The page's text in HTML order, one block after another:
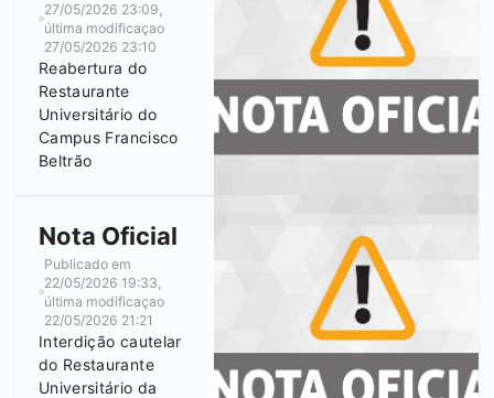
27/05/2026 23:09,
última modificaçao
27/05/2026 23:10
Reabertura do
Restaurante
Universitário do
Campus Francisco
Beltrão
Nota Oficial
Publicado em
22/05/2026 19:33,
última modificaçao
22/05/2026 21:21
Interdição cautelar
do Restaurante
Universitário da